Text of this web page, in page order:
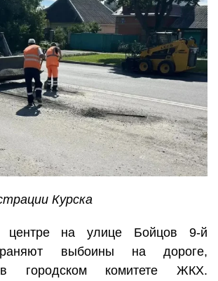
Курска
центре на улице Бойцов 9-й
выбоины на дороге,
в городском комитете ЖКХ.